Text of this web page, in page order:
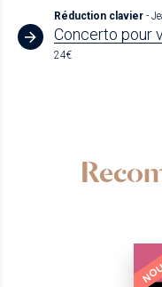
Réduction clavier -
Concerto pour
24€